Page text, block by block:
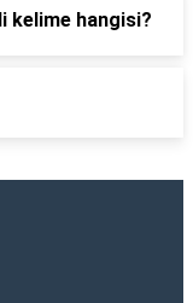
kelime hangisi?